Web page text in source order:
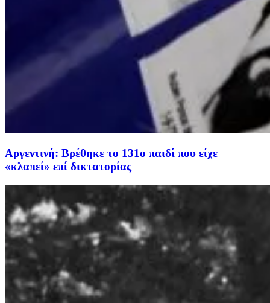
Αργεντινή: Βρέθηκε το 131ο παιδί που είχε
«κλαπεί» επί δικτατορίας